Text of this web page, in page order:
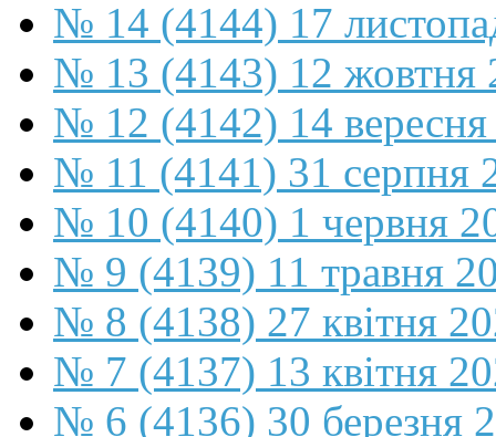
№ 14 (4144) 17
№ 13 (4143) 12 жовтня
№ 12 (4142) 14
№ 11 (4141) 31 серпня
№ 10 (4140) 1 червня
№ 9 (4139) 11 травня
№ 8 (4138) 27 квітня
№ 7 (4137) 13 квітня
№ 6 (4136) 30 березня